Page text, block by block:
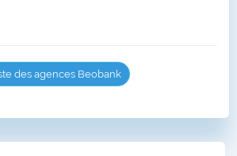
des agences Beobank